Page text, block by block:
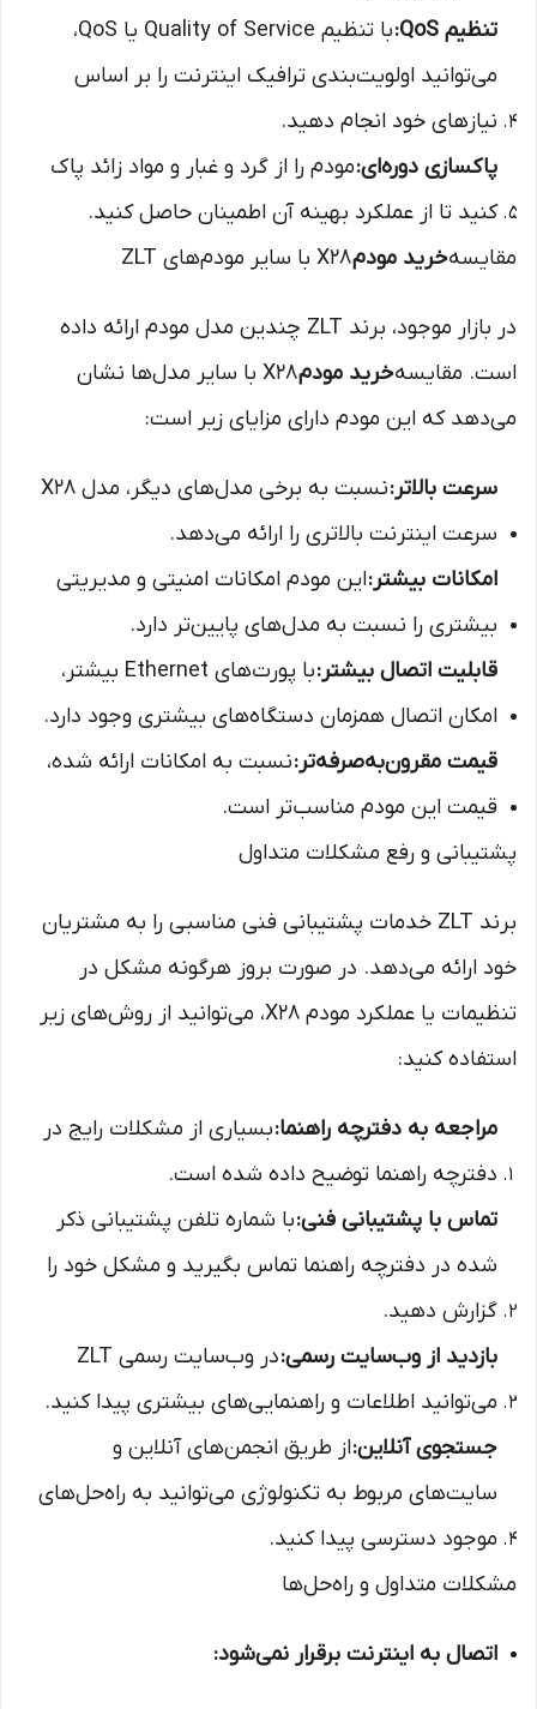
تنظیم QoS:
با تنظیم Quality of Service یا QoS،
می‌توانید اولویت‌بندی ترافیک اینترنت را بر اساس
نیازهای خود انجام دهید.
پاکسازی دوره‌ای:مودم را از گرد و غبار و مواد زائد پاک
کنید تا از عملکرد بهینه آن اطمینان حاصل کنید.
مقایسهخرید مودم
در بازار موجود، برند ZLT چندین مدل مودم ارائه داده
است. مقایسهخرید مودم
X28 با سایر مدل‌ها نشان
می‌دهد که این مودم دارای مزایای زیر است:
سرعت بالاتر:
نسبت به برخی مدل‌های دیگر، مدل X28
سرعت اینترنت بالاتری را ارائه می‌دهد.
امکانات بیشتر:این مودم امکانات امنیتی و مدیریتی
بیشتری را نسبت به مدل‌های پایین‌تر دارد.
قابلیت اتصال بیشتر:
با پورت‌های Ethernet بیشتر،
امکان اتصال همزمان دستگاه‌های بیشتری وجود دارد.
قیمت مقرون‌به‌صرفه‌تر:نسبت به امکانات ارائه شده،
قیمت این مودم مناسب‌تر است.
پشتیبانی و رفع مشکلات متداول
برند ZLT خدمات پشتیبانی فنی مناسبی را به مشتریان
خود ارائه می‌دهد. در صورت بروز هرگونه مشکل در
تنظیمات یا عملکرد مودم X28، می‌توانید از روش‌های زیر
استفاده کنید:
مراجعه به دفترچه راهنما:بسیاری از مشکلات رایج در
دفترچه راهنما توضیح داده شده است.
تماس با پشتیبانی فنی:با شماره تلفن پشتیبانی ذکر
شده در دفترچه راهنما تماس بگیرید و مشکل خود را
گزارش دهید.
بازدید از وب‌سایت رسمی:
در وب‌سایت رسمی ZLT
می‌توانید اطلاعات و راهنمایی‌های بیشتری پیدا کنید.
جستجوی آنلاین:از طریق انجمن‌های آنلاین و
سایت‌های مربوط به تکنولوژی می‌توانید به راه‌حل‌های
موجود دسترسی پیدا کنید.
مشکلات متداول و راه‌حل‌ها
اتصال به اینترنت برقرار نمی‌شود: